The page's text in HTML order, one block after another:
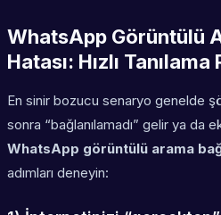
WhatsApp Görüntülü
Hatası: Hızlı Tanılama
En sinir bozucu senaryo genelde
sonra “bağlanılamadı” gelir ya da
WhatsApp görüntülü arama
adımları deneyin: